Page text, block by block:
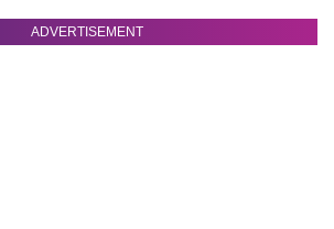
ADVERTISEMENT